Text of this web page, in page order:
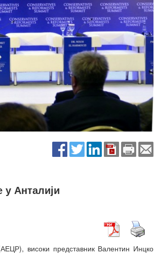
Анталији
високи представник Валентин Инцко